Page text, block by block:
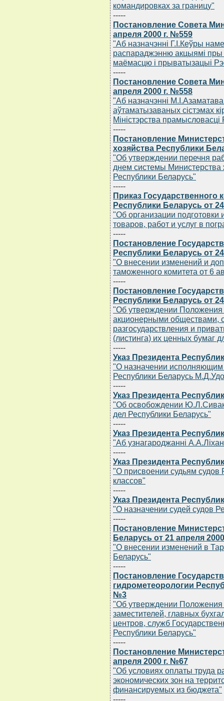
командировках за границу"
-----
Постановление Совета
апреля 2000 г. №559
"Аб назначэннi Г.I.Кеўры
распараджэнню акцыямi пры
маёмасцю i прыватызацыi
-----
Постановление Совета
апреля 2000 г. №558
"Аб назначэннi
аўтаматызаваных сiстэмах
Мiнiстэрства прамысловасцi
-----
Постановление
хозяйства Республики
"Об утверждении перечня
днем системы
Республики Беларусь"
-----
Приказ Государственного
Республики Беларусь от
"Об организации подготовки
товаров, работ и услуг в
-----
Постановление
Республики Беларусь от
"О внесении изменений и
таможенного комитета от 6
-----
Постановление
Республики Беларусь от
"Об утверждении
акционерными обществами,
разгосударствления и
(листинга) их ценных бумаг
-----
Указ Президента
"О назначении исполняющим
Республики Беларусь
-----
Указ Президента
"Об освобождении
дел Республики Беларусь"
-----
Указ Президента
"Аб узнагароджаннi
-----
Указ Президента
"О присвоении судьям судов
классов"
-----
Указ Президента
"О назначении судей судов
-----
Постановление
Беларусь от 21 апреля
"О внесении изменений в
Беларусь"
-----
Постановление
гидрометеорологии
№3
"Об утверждении Положения
заместителей, главных
центров, служб
Республики Беларусь"
-----
Постановление
апреля 2000 г. №67
"Об условиях оплаты труда
экономических зон на
финансируемых из бюджета"
-----